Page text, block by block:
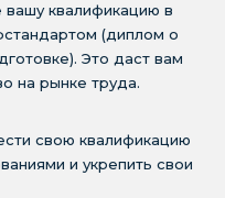
квалификацию в
(диплом о
Это даст вам
на рынке труда.
свою квалификацию
и укрепить свои